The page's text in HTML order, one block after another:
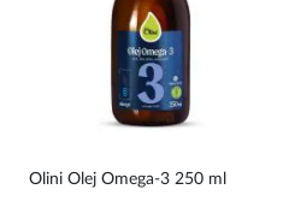
Olini Olej Omega-3 250 ml